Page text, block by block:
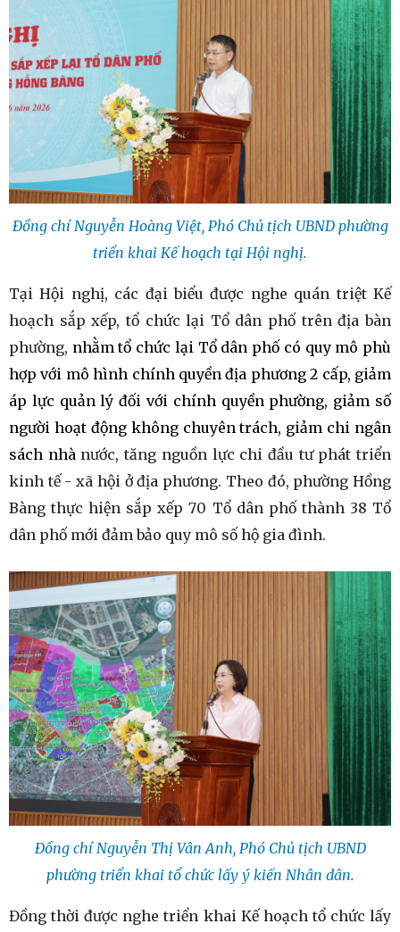
Đồng chí Nguyễn Hoàng Việt, Phó Chủ tịch UBND phường
triển khai Kế hoạch tại Hội nghị.
Tại Hội nghị, các đại biểu được nghe quán triệt Kế
hoạch sắp xếp, tổ chức lại Tổ dân phố trên địa bàn
phường, nhằm tổ chức lại Tổ dân phố có quy mô phù
hợp với mô hình chính quyền địa phương 2 cấp, giảm
áp lực quản lý đối với chính quyền phường, giảm số
người hoạt động không chuyên trách, giảm chi ngân
sách nhà nước, tăng nguồn lực chi đầu tư phát triển
kinh tế - xã hội ở địa phương. Theo đó, phường Hồng
Bàng thực hiện sắp xếp 70 Tổ dân phố thành 38 Tổ
dân phố mới đảm bảo quy mô số hộ gia đình.
Đồng chí Nguyễn Thị Vân Anh, Phó Chủ tịch UBND
phường triển khai tổ chức lấy ý kiến Nhân dân.
Đồng thời được nghe triển khai Kế hoạch tổ chức lấy